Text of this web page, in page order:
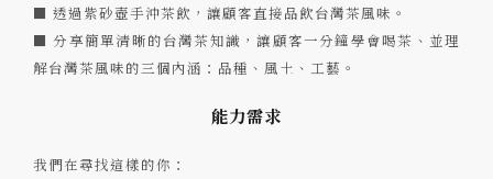
■ 透過紫砂壺手沖茶飲，讓顧客直接品飲台灣茶風味。
■ 分享簡單清晰的台灣茶知識，讓顧客一分鐘學會喝茶、並理
解台灣茶風味的三個內涵：品種、風土、工藝。
能力需求
我們在尋找這樣的你：